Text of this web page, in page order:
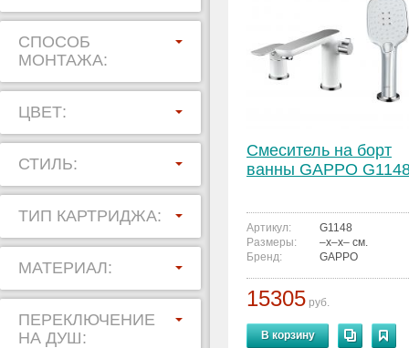
СПОСОБ
МОНТАЖА:
ЦВЕТ:
СТИЛЬ:
ТИП КАРТРИДЖА:
МАТЕРИАЛ:
ПЕРЕКЛЮЧЕНИЕ
НА ДУШ:
Смеситель на борт
ванны GAPPO
Артикул:
G1148
Размеры:
–x–x– см.
Бренд:
GAPPO
15305 руб.
В корзину